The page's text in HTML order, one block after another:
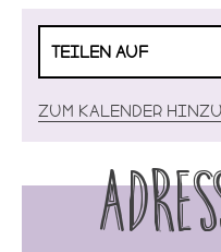
TEILEN AUF
Zum Kalender